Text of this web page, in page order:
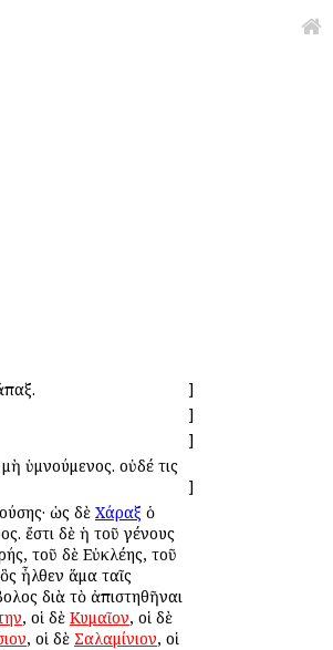
]
]
]
ὑμνούμενος. οὐδέ τις
]
ὡς δὲ Χάραξ ὁ
ἔστι δὲ ἡ τοῦ γένους
τοῦ δὲ Εὐκλέης, τοῦ
ἦλθεν ἅμα ταῖς
διὰ τὸ ἀπιστηθῆναι
, οἱ δὲ Κυμαῖον, οἱ δὲ
, οἱ δὲ Σαλαμίνιον, οἱ